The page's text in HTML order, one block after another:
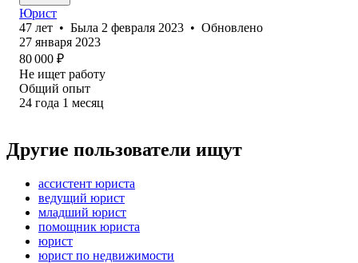
Юрист
47 лет • Была 2 февраля 2023 • Обновлено
27 января 2023
80 000 ₽
Не ищет работу
Общий опыт
24 года 1 месяц
Другие пользователи ищут
ассистент юриста
ведущий юрист
младший юрист
помощник юриста
юрист
юрист по недвижимости